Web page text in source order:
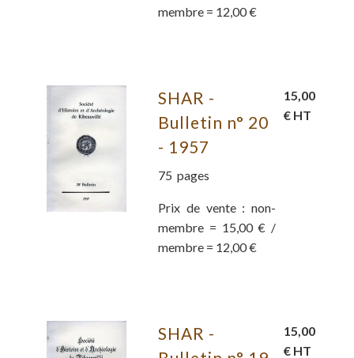
membre = 12,00 €
SHAR -
Bulletin n° 20
- 1957
75 pages
Prix de vente : non-
membre = 15,00 € /
membre = 12,00 €
15,00
€ HT
SHAR -
15,00
€ HT